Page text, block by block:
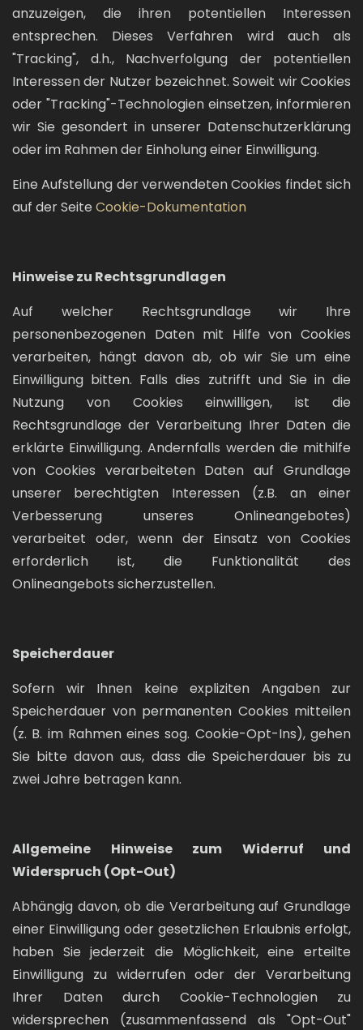
anzuzeigen, die ihren potentiellen Interessen
entsprechen. Dieses Verfahren wird auch als
"Tracking", d.h., Nachverfolgung der potentiellen
Interessen der Nutzer bezeichnet. Soweit wir Cookies
oder "Tracking"-Technologien einsetzen, informieren
wir Sie gesondert in unserer Datenschutzerklärung
oder im Rahmen der Einholung einer Einwilligung.
Eine Aufstellung der verwendeten Cookies findet sich
auf der Seite Cookie-Dokumentation
Hinweise zu Rechtsgrundlagen
Auf welcher Rechtsgrundlage wir Ihre
personenbezogenen Daten mit Hilfe von Cookies
verarbeiten, hängt davon ab, ob wir Sie um eine
Einwilligung bitten. Falls dies zutrifft und Sie in die
Nutzung von Cookies einwilligen, ist die
Rechtsgrundlage der Verarbeitung Ihrer Daten die
erklärte Einwilligung. Andernfalls werden die mithilfe
von Cookies verarbeiteten Daten auf Grundlage
unserer berechtigten Interessen (z.B. an einer
Verbesserung unseres Onlineangebotes)
verarbeitet oder, wenn der Einsatz von Cookies
erforderlich ist, die Funktionalität des
Onlineangebots sicherzustellen.
Speicherdauer
Sofern wir Ihnen keine expliziten Angaben zur
Speicherdauer von permanenten Cookies mitteilen
(z. B. im Rahmen eines sog. Cookie-Opt-Ins), gehen
Sie bitte davon aus, dass die Speicherdauer bis zu
zwei Jahre betragen kann.
Allgemeine Hinweise zum Widerruf und
Widerspruch (Opt-Out)
Abhängig davon, ob die Verarbeitung auf Grundlage
einer Einwilligung oder gesetzlichen Erlaubnis erfolgt,
haben Sie jederzeit die Möglichkeit, eine erteilte
Einwilligung zu widerrufen oder der Verarbeitung
Ihrer Daten durch Cookie-Technologien zu
widersprechen (zusammenfassend als "Opt-Out"